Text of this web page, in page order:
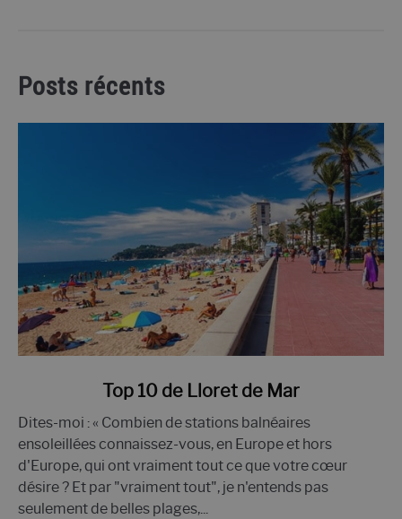
Posts récents
le
Top
10
de
Lloret
Top 10 de Lloret de Mar
Dites-moi : « Combien de stations balnéaires
ensoleillées connaissez-vous, en Europe et hors
d'Europe, qui ont vraiment tout ce que votre cœur
désire ? Et par "vraiment tout", je n'entends pas
seulement de belles plages,...